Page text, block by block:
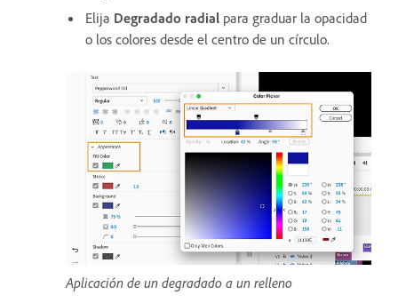
Elija Degradado radial para graduar la opacidad
o los colores desde el centro de un círculo.
Aplicación de un degradado a un relleno